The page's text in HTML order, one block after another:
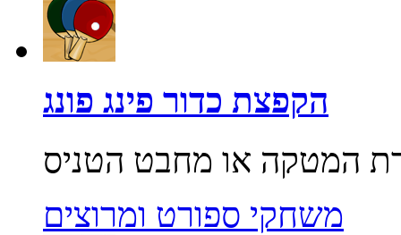
הקפצת כדור פינג פונג
משחקי ספורט ומרוצים